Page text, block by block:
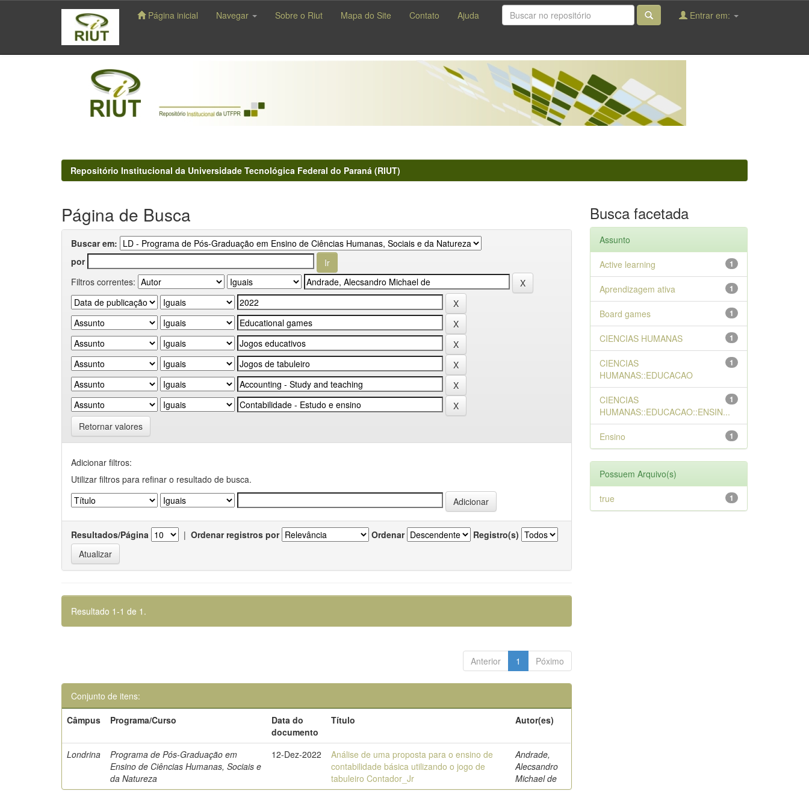
navigation
Página inicial Navegar Sobre o Riut Mapa do Site Contato Ajuda Entrar em:
Repositório Institucional da Universidade Tecnológica Federal do Paraná (RIUT)
Página de Busca
Buscar em:
por
Filtros correntes:
Retornar valores
Adicionar filtros:
Utilizar filtros para refinar o resultado de busca.
Resultados/Página | Ordenar registros por Ordenar Registro(s)
Resultado 1-1 de 1.
Anterior 1 Póximo
Conjunto de itens:
Câmpus
Programa/Curso
Data do
documento
Título Autor(es)
Londrina
Programa de Pós-Graduação em
Ensino de Ciências Humanas, Sociais e
da Natureza
12-Dez-2022
Análise de uma proposta para o ensino de
contabilidade básica utilizando o jogo de
tabuleiro Contador_Jr
Andrade,
Alecsandro
Michael de
Busca facetada
Assunto
1
Active learning
1
Aprendizagem ativa
1
Board games
1
CIENCIAS HUMANAS
1
CIENCIAS
HUMANAS::EDUCACAO
1
CIENCIAS
HUMANAS::EDUCACAO::ENSIN...
1
Ensino
Possuem Arquivo(s)
1
true